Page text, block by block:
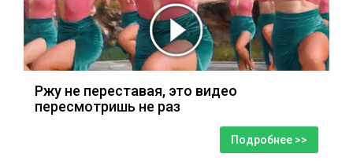
Ржу не переставая, это видео
пересмотришь не раз
Подробнее >>